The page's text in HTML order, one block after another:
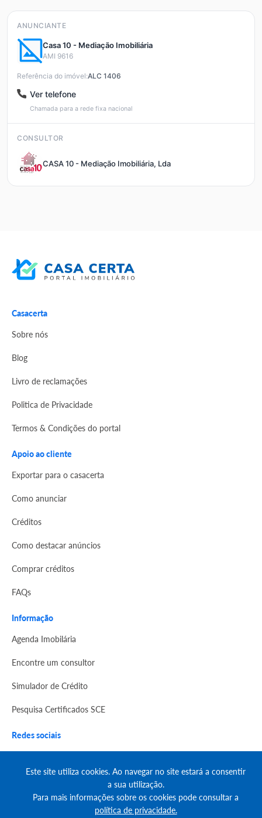
ANUNCIANTE
Casa 10 - Mediação Imobiliária
AMI 9616
Referência do imóvel:ALC 1406
Ver telefone
Chamada para a rede fixa nacional
CONSULTOR
CASA 10 - Mediação Imobiliária, Lda
Casacerta
Sobre nós
Blog
Livro de reclamações
Politica de Privacidade
Termos & Condições do portal
Apoio ao cliente
Exportar para o casacerta
Como anunciar
Créditos
Como destacar anúncios
Comprar créditos
FAQs
Informação
Agenda Imobilária
Encontre um consultor
Simulador de Crédito
Pesquisa Certificados SCE
Redes sociais
© Copyright 2023 | CASACERTA. All rights reserved
Este site utiliza cookies. Ao navegar no site estará a consentir
a sua utilização.
Para mais informações sobre os cookies pode consultar a
política de privacidade.